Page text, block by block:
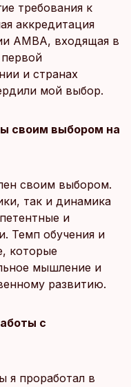
требования к
аккредитация
AMBA, входящая в
и странах
мой выбор.
своим выбором на
своим выбором.
так и динамика
и
Темп обучения и
которые
мышление и
развитию.
с
я проработал в